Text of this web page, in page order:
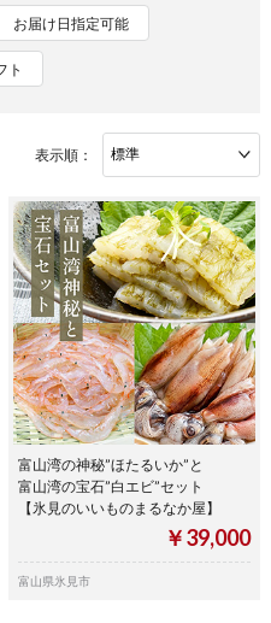
お届け日指定可能
ト
表示順：
富山湾の神秘”ほたるいか”と
富山湾の宝石”白エビ”セット
【氷見のいいものまるなか屋】
￥39,000
富山県氷見市